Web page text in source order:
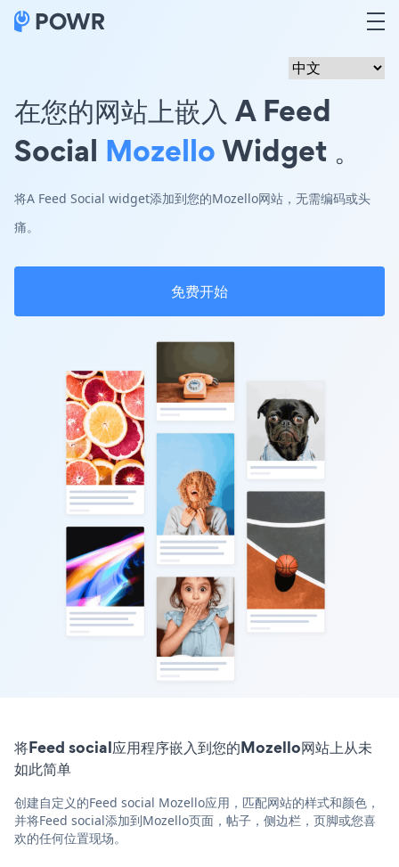
在您的网站上嵌入 A Feed
Social MozelloWidget 。
将A Feed Social widget添加到您的Mozello网站，无需编码或头
痛。
免费开始
将Feed social应用程序嵌入到您的Mozello网站上从未
如此简单
创建自定义的Feed social Mozello应用，匹配网站的样式和颜色，
并将Feed social添加到Mozello页面，帖子，侧边栏，页脚或您喜
欢的任何位置现场。